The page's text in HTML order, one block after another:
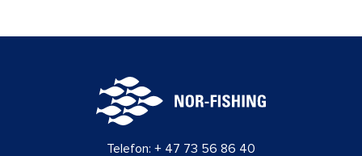
Telefon: + 47 73 56 86 40